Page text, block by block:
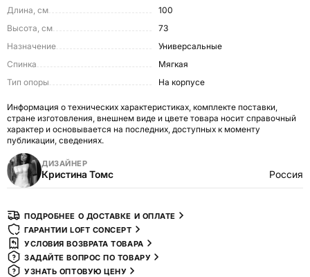
Длина, см
100
Высота, см
73
Назначение
Универсальные
Спинка
Мягкая
Тип опоры
На корпусе
Информация о технических характеристиках, комплекте поставки,
стране изготовления, внешнем виде и цвете товара носит справочный
характер и основывается на последних, доступных к моменту
публикации, сведениях.
ДИЗАЙНЕР
Кристина Томс Россия
ПОДРОБНЕЕ О ДОСТАВКЕ И ОПЛАТЕ
ГАРАНТИИ LOFT CONCEPT
УСЛОВИЯ ВОЗВРАТА ТОВАРА
ЗАДАЙТЕ ВОПРОС ПО ТОВАРУ
УЗНАТЬ ОПТОВУЮ ЦЕНУ